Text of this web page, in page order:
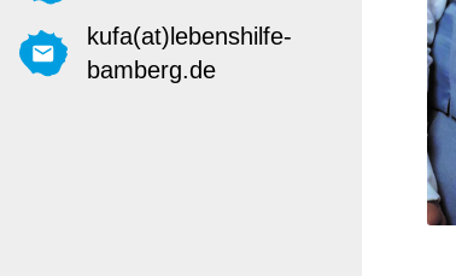
kufa(at)lebenshilfe-
bamberg.de